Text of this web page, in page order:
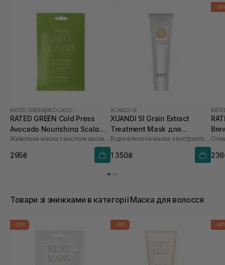
RATED GREEN AVOCADO
RATED GREEN Cold Press
Avocado Nourishing Scalp
Pack 50 мл
Живильна маска з маслом авокадо
295₴
XUANDI SI
XUANDI SI Grain Extract
Treatment Mask для
пошкодженого волосся 300
мл
Відновлююча маска з екстрактом зерна
1 350₴
-
Товари зі знижками в категорії Маска для волосся
-20% -20% -